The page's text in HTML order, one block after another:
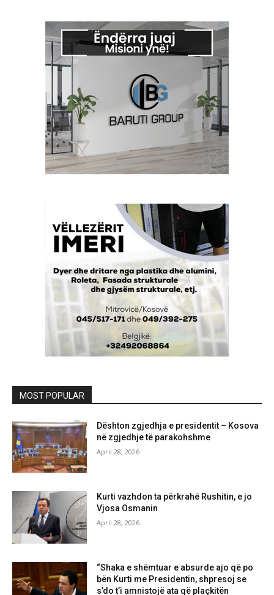
MOST POPULAR
Dështon zgjedhja e presidentit – Kosova
në zgjedhje të parakohshme
April 28, 2026
Kurti vazhdon ta përkrahë Rushitin, e jo
Vjosa Osmanin
April 28, 2026
“Shaka e shëmtuar e absurde ajo që po
bën Kurti me Presidentin, shpresoj se
s’do t’i amnistojë ata që plaçkitën